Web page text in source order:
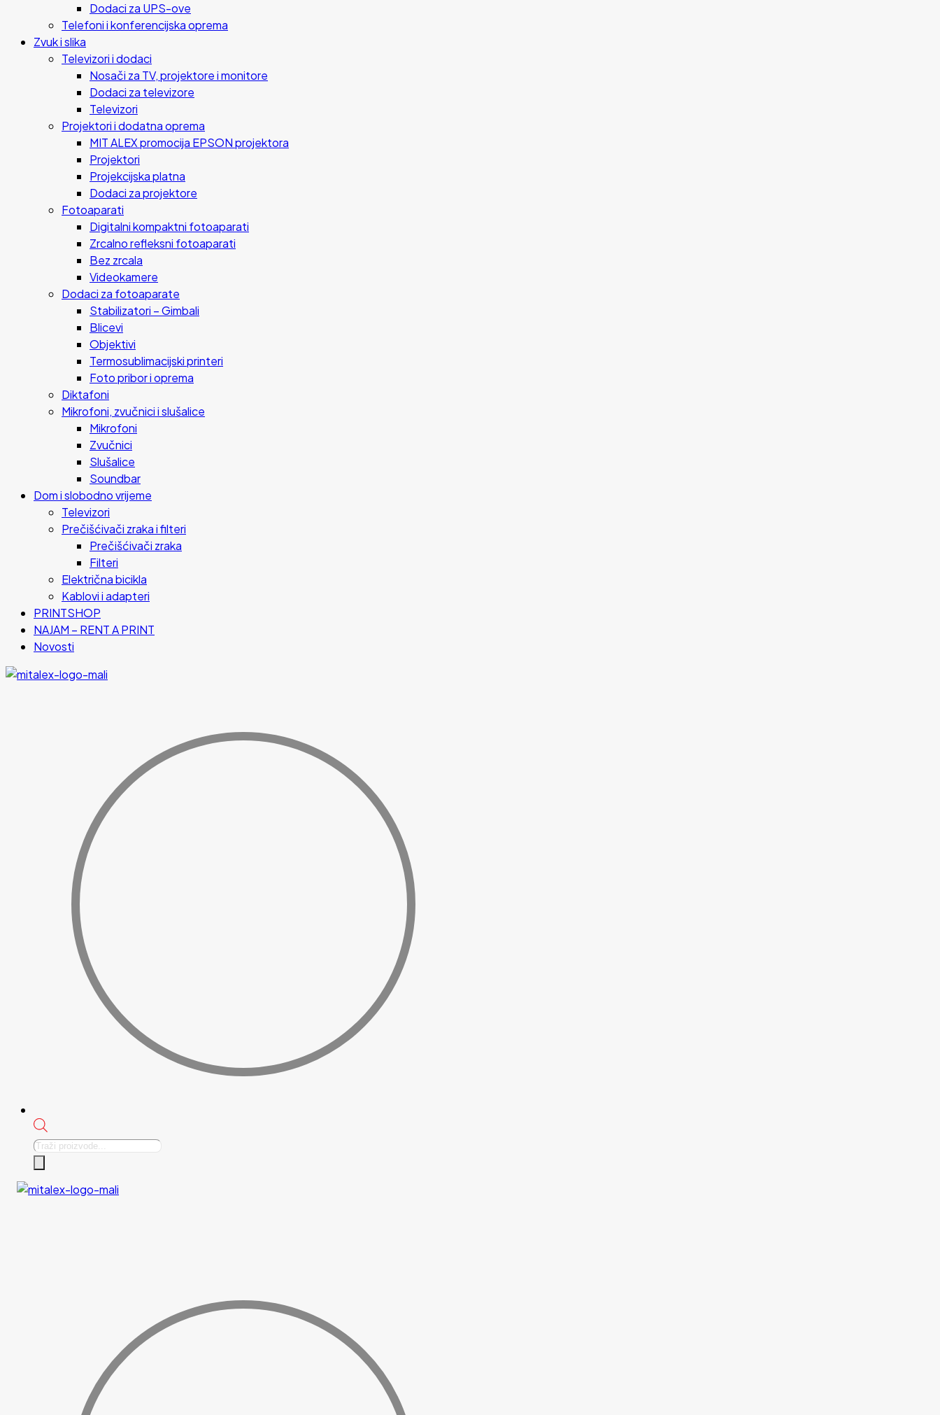
Dodaci za UPS-ove
Telefoni i konferencijska oprema
Zvuk i slika
Televizori i dodaci
Nosači za TV, projektore i monitore
Dodaci za televizore
Televizori
Projektori i dodatna oprema
MIT ALEX promocija EPSON projektora
Projektori
Projekcijska platna
Dodaci za projektore
Fotoaparati
Digitalni kompaktni fotoaparati
Zrcalno refleksni fotoaparati
Bez zrcala
Videokamere
Dodaci za fotoaparate
Stabilizatori – Gimbali
Blicevi
Objektivi
Termosublimacijski printeri
Foto pribor i oprema
Diktafoni
Mikrofoni, zvučnici i slušalice
Mikrofoni
Zvučnici
Slušalice
Soundbar
Dom i slobodno vrijeme
Televizori
Prečišćivači zraka i filteri
Prečišćivači zraka
Filteri
Električna bicikla
Kablovi i adapteri
PRINTSHOP
NAJAM – RENT A PRINT
Novosti
Products
search